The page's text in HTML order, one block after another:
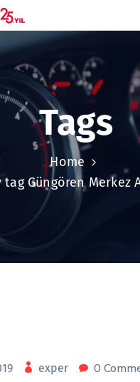
Tags
Home
tag Güngören Merkez
exper 0